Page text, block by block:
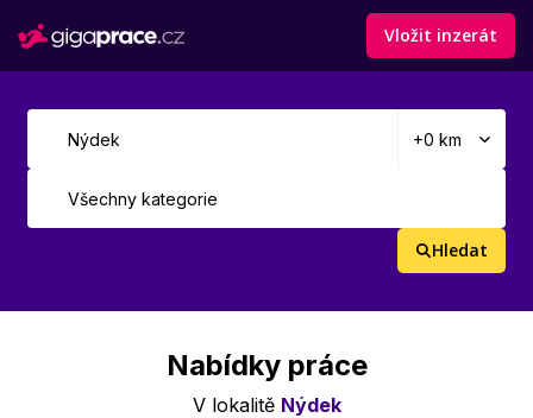
Vložit inzerát
Hledat
Nabídky práce
V lokalitě Nýdek